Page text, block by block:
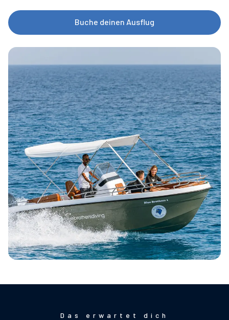
Buche deinen Ausflug
Das erwartet dich